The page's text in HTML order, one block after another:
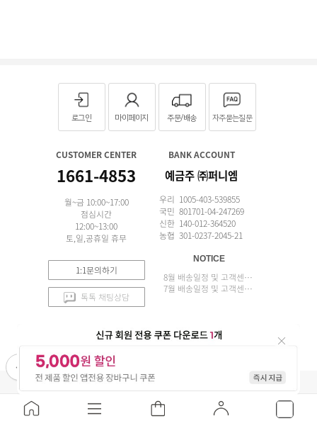
로그인 마이페이지 주문/배송 자주묻는질문
CUSTOMER CENTER
1661-4853
월~금 10:00~17:00
점심시간
12:00~13:00
토,일,공휴일 휴무
1:1문의하기
톡톡 채팅상담
BANK ACCOUNT
예금주 ㈜퍼니엠
우리 1005-403-539855
국민 801701-04-247269
신한 140-012-364520
농협 301-0237-2045-21
NOTICE
8월 배송일정 및 고객센터 업무 안내
7월 배송일정 및 고객센터 업무 안내
APP 설치
(주)퍼니엠 사업자정보
구매안전서비스 개인정보취급방침 이용약관